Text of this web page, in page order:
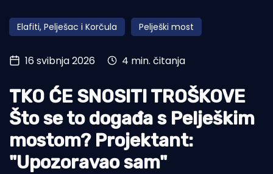
Obala
Otoci
Turizam i nautika
Pomorstvo
Ribolov
Ekologija
Tradicija i kultura
Elafiti, Pelješac i Korčula Pelješki most
16 svibnja 2026 4 min. čitanja
TKO ĆE SNOSITI TROŠKOVE
Što se to događa s Pelješkim
mostom? Projektant:
"Upozoravao sam"